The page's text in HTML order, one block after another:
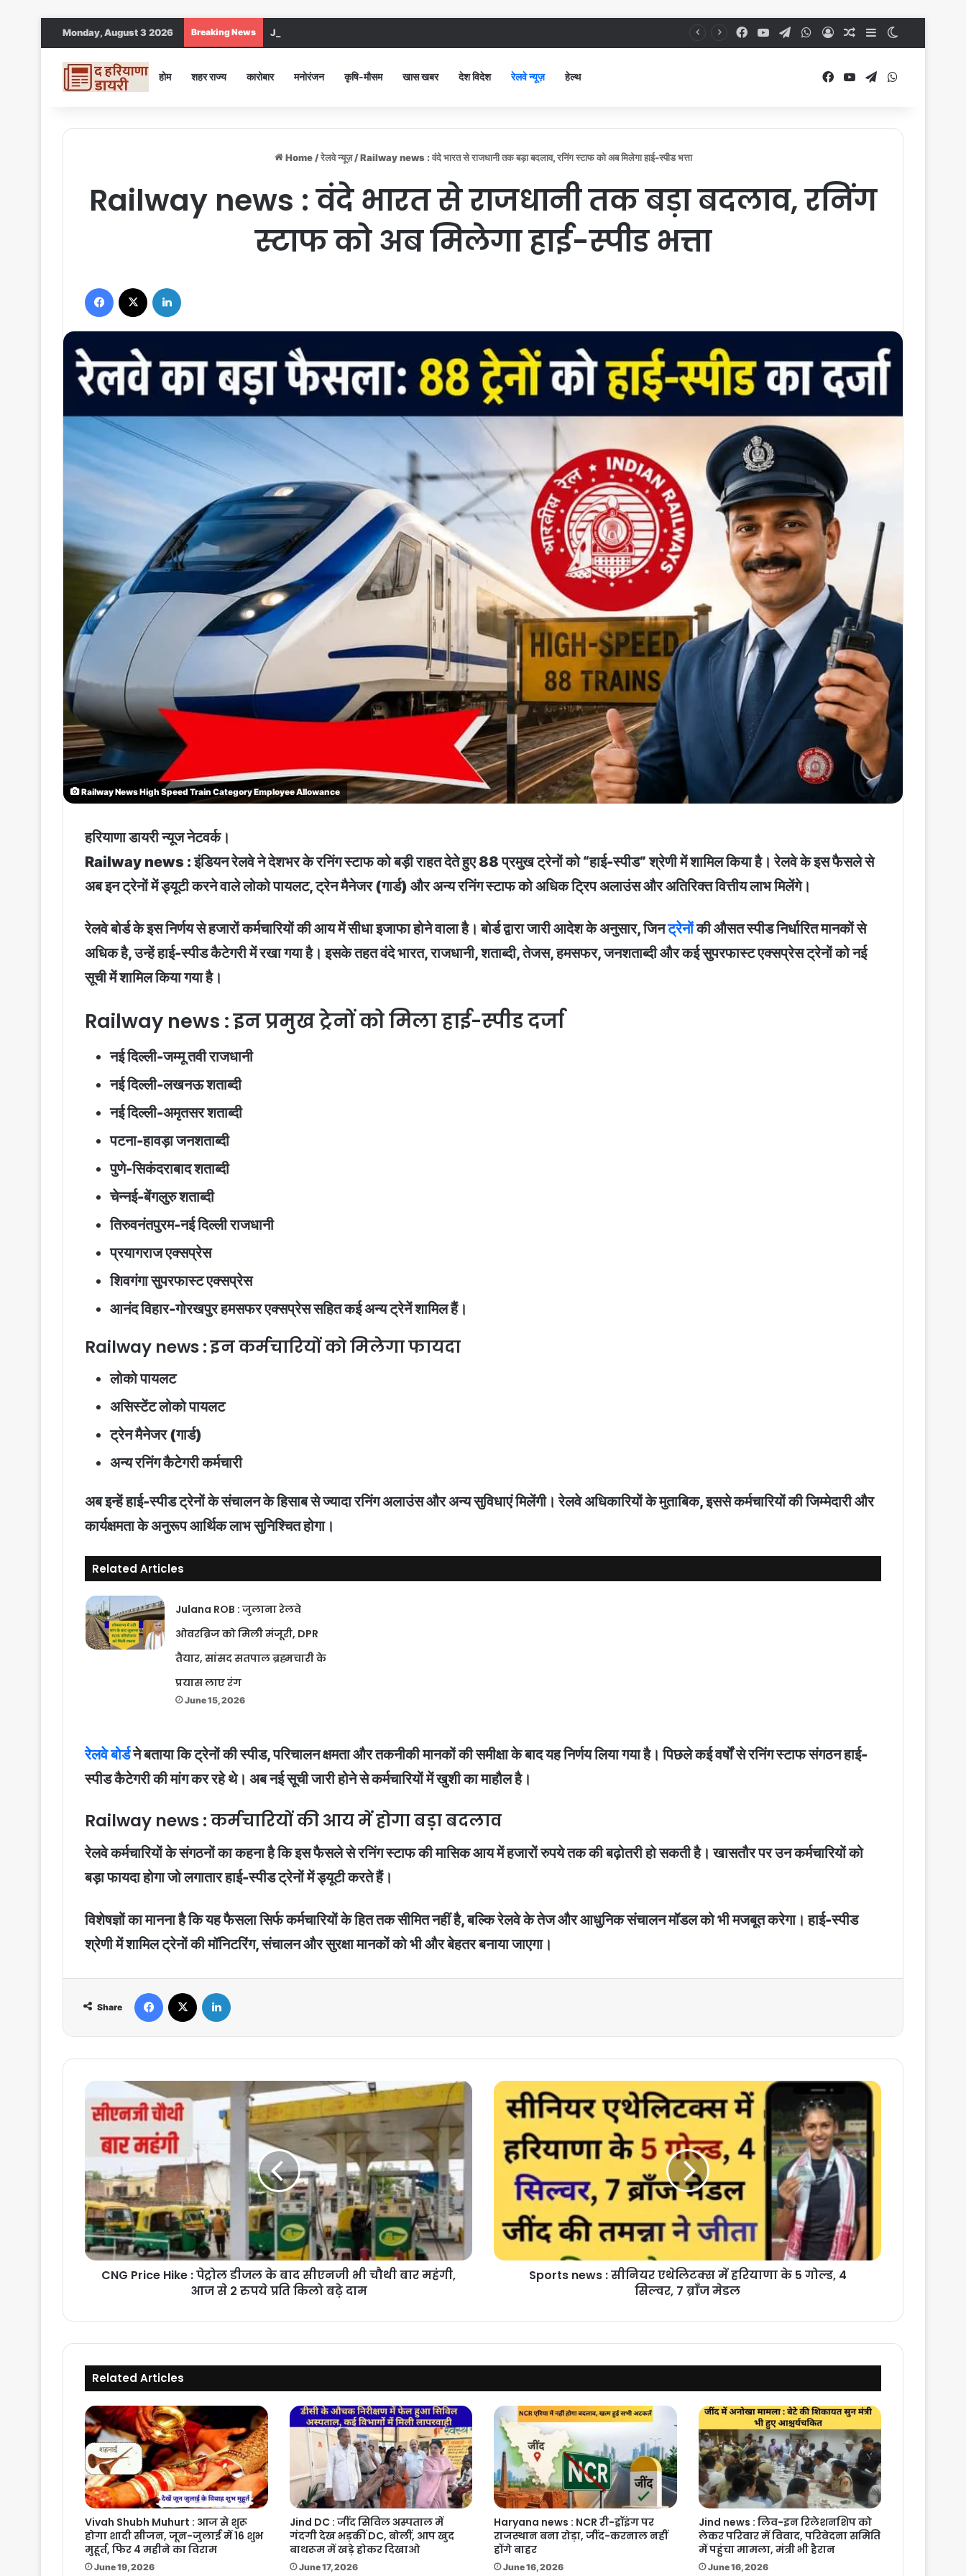
Monday, August 3 2026 Breaking News Jind DC : जींद सिविल अस्पताल में गंदगी देख भड़कीं DC, बोलीं, आप खुद बाथरूम में खड़े होकर दिखाओ Facebook
YouTubeTelegramWhatsApp
Log InRandom Article
Sidebar
होम शहर राज्य कारोबार मनोरंजन कृषि-मौसम खास खबर देश विदेश रेलवे न्यूज़ हेल्थ Facebook
YouTubeTelegram
Home / रेलवे न्यूज़ / Railway news : वंदे भारत से राजधानी तक बड़ा बदलाव, रनिंग स्टाफ को अब मिलेगा हाई-स्पीड भत्ता
Railway news : वंदे भारत से राजधानी तक बड़ा बदलाव, रनिंग
स्टाफ को अब मिलेगा हाई-स्पीड भत्ता
Facebook
Railway News High Speed ​​Train Category Employee Allowance
हरियाणा डायरी न्यूज नेटवर्क।
Railway news : इंडियन रेलवे ने देशभर के रनिंग स्टाफ को बड़ी राहत देते हुए 88 प्रमुख ट्रेनों को “हाई-स्पीड” श्रेणी में शामिल किया है। रेलवे के इस फैसले से
अब इन ट्रेनों में ड्यूटी करने वाले लोको पायलट, ट्रेन मैनेजर (गार्ड) और अन्य रनिंग स्टाफ को अधिक ट्रिप अलाउंस और अतिरिक्त वित्तीय लाभ मिलेंगे।
रेलवे बोर्ड के इस निर्णय से हजारों कर्मचारियों की आय में सीधा इजाफा होने वाला है। बोर्ड द्वारा जारी आदेश के अनुसार, जिनट्रेनोंकी औसत स्पीड निर्धारित मानकों से
अधिक है, उन्हें हाई-स्पीड कैटेगरी में रखा गया है। इसके तहत वंदे भारत, राजधानी, शताब्दी, तेजस, हमसफर, जनशताब्दी और कई सुपरफास्ट एक्सप्रेस ट्रेनों को नई
सूची में शामिल किया गया है।
Railway news : इन प्रमुख ट्रेनों को मिला हाई-स्पीड दर्जा
नई दिल्ली-जम्मू तवी राजधानी
नई दिल्ली-लखनऊ शताब्दी
नई दिल्ली-अमृतसर शताब्दी
पटना-हावड़ा जनशताब्दी
पुणे-सिकंदराबाद शताब्दी
चेन्नई-बेंगलुरु शताब्दी
तिरुवनंतपुरम-नई दिल्ली राजधानी
प्रयागराज एक्सप्रेस
शिवगंगा सुपरफास्ट एक्सप्रेस
आनंद विहार-गोरखपुर हमसफर एक्सप्रेस सहित कई अन्य ट्रेनें शामिल हैं।
Railway news : इन कर्मचारियों को मिलेगा फायदा
लोको पायलट
असिस्टेंट लोको पायलट
ट्रेन मैनेजर (गार्ड)
अन्य रनिंग कैटेगरी कर्मचारी
अब इन्हें हाई-स्पीड ट्रेनों के संचालन के हिसाब से ज्यादा रनिंग अलाउंस और अन्य सुविधाएं मिलेंगी। रेलवे अधिकारियों के मुताबिक, इससे कर्मचारियों की जिम्मेदारी और
कार्यक्षमता के अनुरूप आर्थिक लाभ सुनिश्चित होगा।
Related Articles
Julana ROB : जुलाना रेलवे
ओवरब्रिज को मिली मंजूरी, DPR
तैयार, सांसद सतपाल ब्रह्मचारी के
प्रयास लाए रंग
June 15, 2026
रेलवे बोर्डने बताया कि ट्रेनों की स्पीड, परिचालन क्षमता और तकनीकी मानकों की समीक्षा के बाद यह निर्णय लिया गया है। पिछले कई वर्षों से रनिंग स्टाफ संगठन हाई-
स्पीड कैटेगरी की मांग कर रहे थे। अब नई सूची जारी होने से कर्मचारियों में खुशी का माहौल है।
Railway news : कर्मचारियों की आय में होगा बड़ा बदलाव
रेलवे कर्मचारियों के संगठनों का कहना है कि इस फैसले से रनिंग स्टाफ की मासिक आय में हजारों रुपये तक की बढ़ोतरी हो सकती है। खासतौर पर उन कर्मचारियों को
बड़ा फायदा होगा जो लगातार हाई-स्पीड ट्रेनों में ड्यूटी करते हैं।
विशेषज्ञों का मानना है कि यह फैसला सिर्फ कर्मचारियों के हित तक सीमित नहीं है, बल्कि रेलवे के तेज और आधुनिक संचालन मॉडल को भी मजबूत करेगा। हाई-स्पीड
श्रेणी में शामिल ट्रेनों की मॉनिटरिंग, संचालन और सुरक्षा मानकों को भी और बेहतर बनाया जाएगा।
Share
Facebook
CNG
Price
Hike
पेट्रोल
के
बाद
सीएनजी
भी
चौथी
बार
प्रति
बढ़े
दाम
CNG Price Hike : पेट्रोल डीजल के बाद सीएनजी भी चौथी बार महंगी,
आज से 2 रुपये प्रति किलो बढ़े दाम
Sports
news
एथेलिटक्स
हरियाणा
गोल्ड,
4
सिल्वर,
Sports news : सीनियर एथेलिटक्स में हरियाणा के 5 गोल्ड, 4
सिल्वर, 7 ब्राँज मेडल
Related Articles
Vivah Shubh Muhurt : आज से शुरू
होगा शादी सीजन, जून-जुलाई में 16 शुभ
मुहूर्त, फिर 4 महीने का विराम
June 19, 2026
Jind DC : जींद सिविल अस्पताल में
गंदगी देख भड़कीं DC, बोलीं, आप खुद
बाथरूम में खड़े होकर दिखाओ
June 17, 2026
Haryana news : NCR री-ड्रॉइंग पर
राजस्थान बना रोड़ा, जींद-करनाल नहीं
होंगे बाहर
June 16, 2026
Jind news : लिव-इन रिलेशनशिप को
लेकर परिवार में विवाद, परिवेदना समिति
में पहुंचा मामला, मंत्री भी हैरान
June 16, 2026